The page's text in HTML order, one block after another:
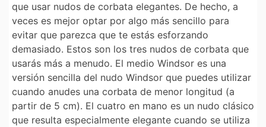
que usar nudos de corbata elegantes. De hecho, a
veces es mejor optar por algo más sencillo para
evitar que parezca que te estás esforzando
demasiado. Estos son los tres nudos de corbata que
usarás más a menudo. El medio Windsor es una
versión sencilla del nudo Windsor que puedes utilizar
cuando anudes una corbata de menor longitud (a
partir de 5 cm). El cuatro en mano es un nudo clásico
que resulta especialmente elegante cuando se utiliza